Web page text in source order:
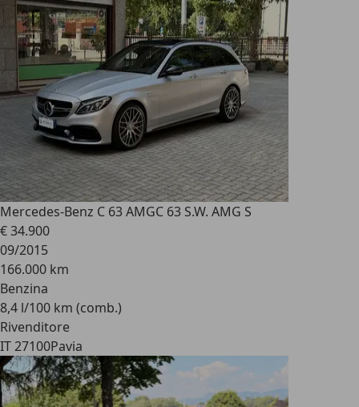
Mercedes-Benz C 63 AMGC 63 S.W. AMG S
€ 34.900
09/2015
166.000 km
Benzina
8,4 l/100 km (comb.)
Rivenditore
IT 27100Pavia